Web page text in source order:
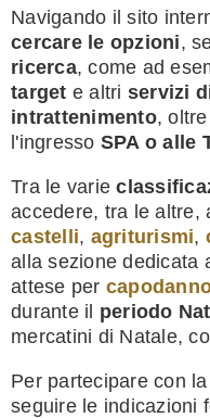
Navigando il sito
cercare le opzioni,
ricerca, come ad
target e altri servizi
intrattenimento,
l'ingresso SPA o alle
Tra le varie
accedere, tra le altre,
castelli, agriturismi,
alla sezione dedicata
attese per
durante il periodo
mercatini di Natale,
Per partecipare con la
seguire le indicazioni